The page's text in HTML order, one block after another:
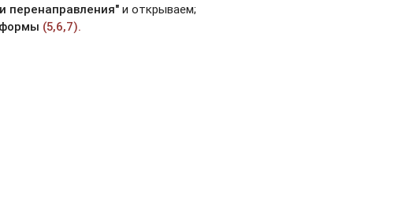
перенаправления" и открываем;
(5,6,7).